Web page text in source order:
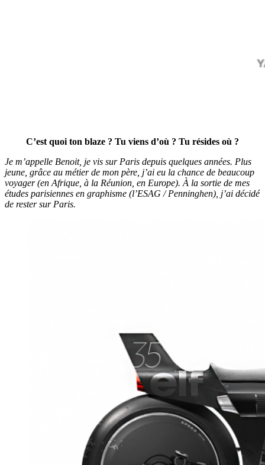
C’est quoi ton blaze ? Tu viens d’où ? Tu résides où ?
Je m’appelle Benoit, je vis sur Paris depuis quelques années. Plus
jeune, grâce au métier de mon père, j’ai eu la chance de beaucoup
voyager (en Afrique, à la Réunion, en Europe). À la sortie de mes
études parisiennes en graphisme (l’ESAG / Penninghen), j’ai décidé
de rester sur Paris.